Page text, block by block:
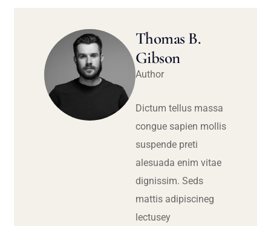
Thomas B.
Gibson
Author
Dictum tellus massa
congue sapien mollis
suspende preti
alesuada enim vitae
dignissim. Seds
mattis adipiscineg
lectusey